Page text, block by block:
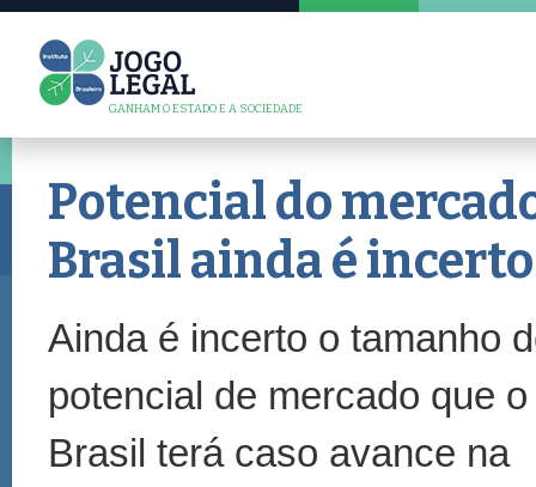
GANHAM O ESTADO E A SOCIEDADE
Potencial do
Brasil ainda é incerto
Ainda é incerto o tamanho
potencial de mercado que o
Brasil terá caso avance na